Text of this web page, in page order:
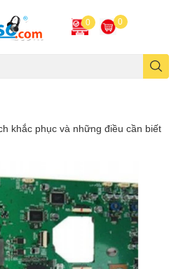
0 0
khắc phục và những điều cần biết